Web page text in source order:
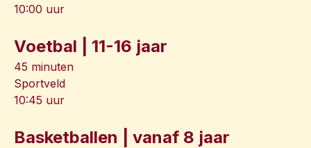
10:00 uur
Voetbal | 11-16 jaar
45 minuten
Sportveld
10:45 uur
Basketballen | vanaf 8 jaar